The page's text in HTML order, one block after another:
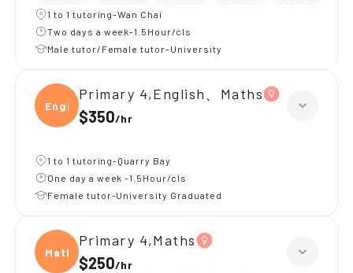
1 to 1 tutoring-Wan Chai
Two days a week-1.5Hour/cls
Male tutor/Female tutor-University
Engli
Primary 4,English、Maths
$350/hr
1 to 1 tutoring-Quarry Bay
One day a week -1.5Hour/cls
Female tutor-University Graduated
Maths
Primary 4,Maths
$250/hr